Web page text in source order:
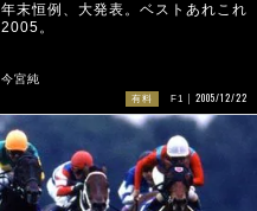
年末恒例、大発表。ベストあれこれ
2005。
今宮純
有料 F1 2005/12/22